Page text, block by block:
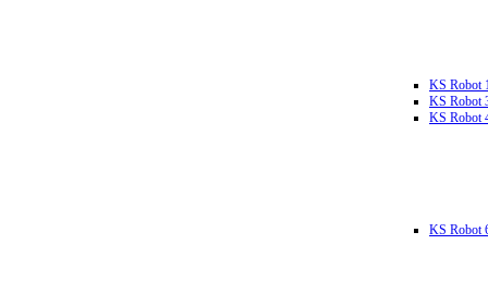
KS Robot
KS Robot
KS Robot
KS Robot